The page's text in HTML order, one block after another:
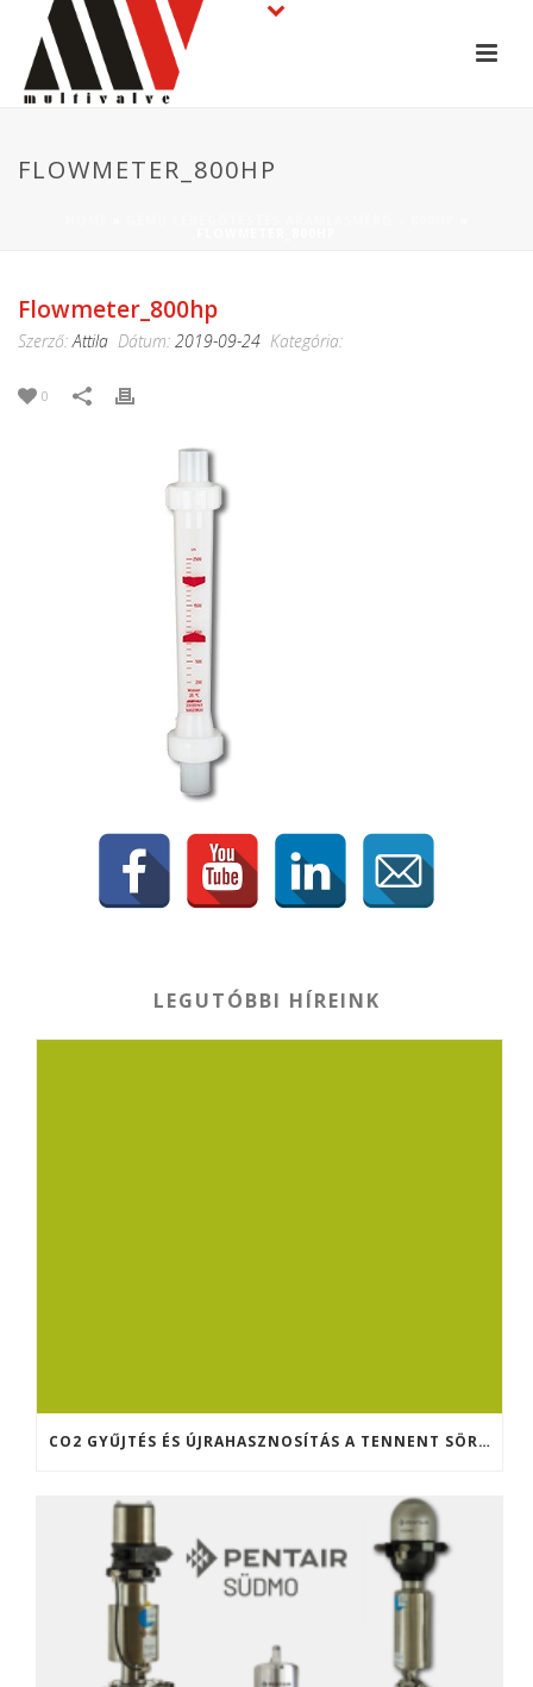
FLOWMETER_800HP
Flowmeter_800hp
Szerző:Attila Dátum: 2019-09-24 Kategória:
0
LEGUTÓBBI HÍREINK
CO2 GYŰJTÉS ÉS ÚJRAHASZNOSÍTÁS A TENNENT SÖRFŐZDÉBEN (SKÓCIA)